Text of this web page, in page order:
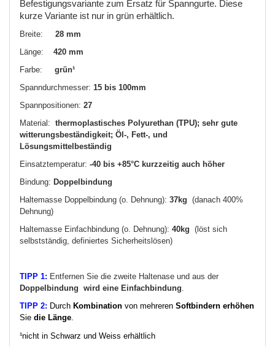
Befestigungsvariante zum Ersatz für Spanngurte. Diese
kurze Variante ist nur in grün erhältlich.
Breite: 28 mm
Länge: 420 mm
Farbe: grün¹
Spanndurchmesser: 15 bis 100mm
Spannpositionen: 27
Material: thermoplastisches Polyurethan (TPU); sehr gute
witterungsbeständigkeit; Öl-, Fett-, und
Lösungsmittelbeständig
Einsatztemperatur: -40 bis +85°C kurzzeitig auch höher
Bindung: Doppelbindung
Haltemasse Doppelbindung (o. Dehnung): 37kg (danach 400%
Dehnung)
Haltemasse Einfachbindung (o. Dehnung): 40kg (löst sich
selbstständig, definiertes Sicherheitslösen)
TIPP 1: Entfernen Sie die zweite Haltenase und aus der
Doppelbindung wird eine Einfachbindung.
TIPP 2: Durch Kombination von mehreren Softbindern erhöhen
Sie die Länge.
¹nicht in Schwarz und Weiss erhältlich